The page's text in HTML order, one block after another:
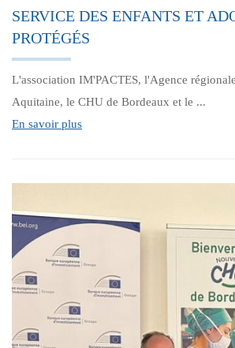
SERVICE DES ENFANTS ET
PROTÉGÉS
L'association IM'PACTES, l'Agence
Aquitaine, le CHU de Bordeaux et le ...
En savoir plus